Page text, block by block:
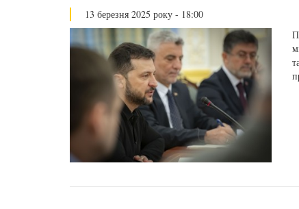
13 березня 2025 року - 18:00